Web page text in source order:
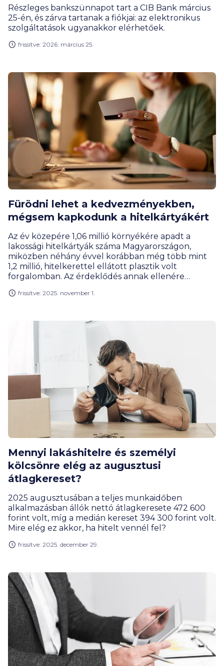
Részleges bankszünnapot tart a CIB Bank március
25-én, és zárva tartanak a fiókjai: az elektronikus
szolgáltatások ugyanakkor elérhetőek.
frissítve: 2026. március 25.
Fürödni lehet a kedvezményekben,
mégsem kapkodunk a hitelkártyákért
Az év közepére 1,06 millió környékére apadt a
lakossági hitelkártyák száma Magyarországon,
miközben néhány évvel korábban még több mint
1,2 millió, hitelkerettel ellátott plasztik volt
forgalomban. Az érdeklődés annak ellenére
alapján a hitelkártyáknál megszokott, vásárlások
frissítve: 2025. november 1.
Mennyi lakáshitelre és személyi
kölcsönre elég az augusztusi
átlagkereset?
2025 augusztusában a teljes munkaidőben
alkalmazásban állók nettó átlagkeresete 472 600
forint volt, míg a medián kereset 394 300 forint volt.
Mire elég ez akkor, ha hitelt vennél fel?
frissítve: 2025. december 29.